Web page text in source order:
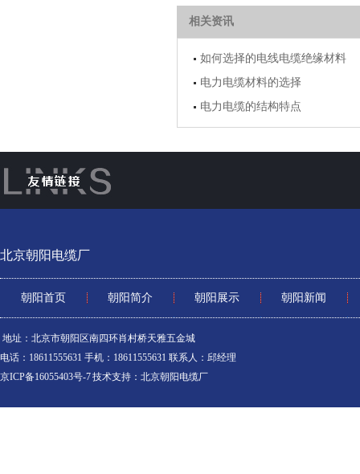
相关资讯
如何选择的电线电缆绝缘材料
电力电缆材料的选择
电力电缆的结构特点
北京朝阳电缆厂
朝阳首页 朝阳简介 朝阳展示 朝阳新闻
地址：北京市朝阳区南四环肖村桥天雅五金城
电话：18611555631 手机：18611555631 联系人：邱经理
京ICP备16055403号-7技术支持： 北京朝阳电缆厂